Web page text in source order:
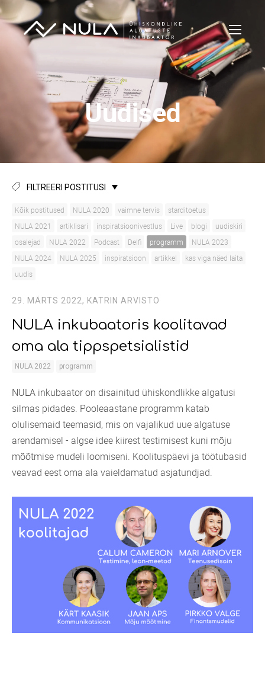
Uudised
FILTREERI POSTITUSI
Kõik postitused NULA 2020 vaimne tervis
starditoetus
NULA 2021
artiklisari inspiratsioonivestlus Live blogi
uudiskiri
osalejad
NULA 2022 Podcast Delfi programm
NULA 2023
NULA 2024
NULA 2025 inspiratsioon artikkel
kas viga näed laita
uudis
29. MÄRTS 2022, KATRIN ARVISTO
NULA inkubaatoris koolitavad
oma ala tippspetsialistid
NULA 2022 programm
NULA inkubaator on disainitud ühiskondlikke algatusi
silmas pidades. Pooleaastane programm katab
olulisemaid teemasid, mis on vajalikud uue algatuse
arendamisel - algse idee kiirest testimisest kuni mõju
mõõtmise mudeli loomiseni. Koolituspäevi ja töötubasid
veavad eest oma ala vaieldamatud asjatundjad.